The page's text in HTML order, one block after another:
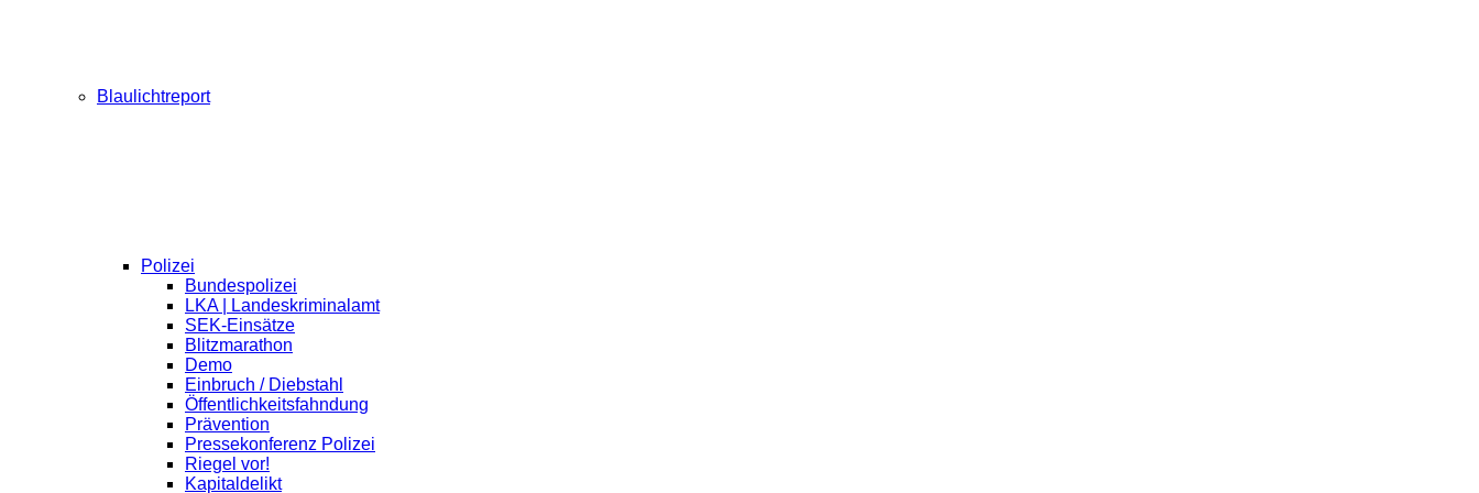
Blaulichtreport
Polizei
Bundespolizei
LKA | Landeskriminalamt
SEK-Einsätze
Blitzmarathon
Demo
Einbruch / Diebstahl
Öffentlichkeitsfahndung
Prävention
Pressekonferenz Polizei
Riegel vor!
Kapitaldelikt